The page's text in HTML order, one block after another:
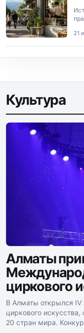
21
Культура
Алматы
циркового
В Алматы открылся
циркового
20 стран мира.